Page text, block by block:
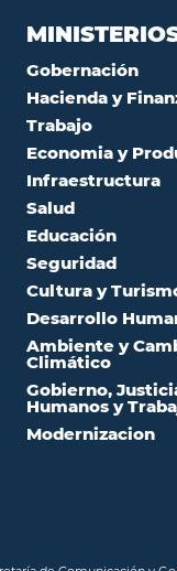
Gobernación
Hacienda y
Trabajo
Economia y
Infraestructura
Salud
Educación
Seguridad
Cultura y
Desarrollo
Ambiente y
Climático
Gobierno,
Humanos y
Modernizacion